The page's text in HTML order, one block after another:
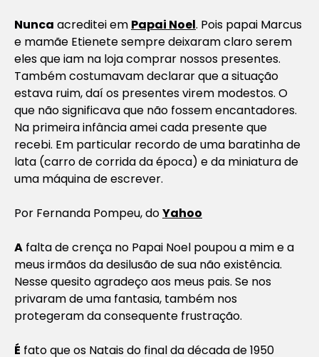
Nunca acreditei em Papai Noel. Pois papai Marcus
e mamãe Etienete sempre deixaram claro serem
eles que iam na loja comprar nossos presentes.
Também costumavam declarar que a situação
estava ruim,daí os presentes virem modestos. O
que não significava que não fossem encantadores.
Na primeira infância amei cada presente que
recebi. Em particular recordo de uma baratinha de
lata (carro de corrida da época) e da miniatura de
uma máquina de escrever.
Por Fernanda Pompeu, doYahoo
A falta de crença no Papai Noel poupou a mim e a
meus irmãos da desilusão de sua não existência.
Nesse quesito agradeço aos meus pais. Se nos
privaram de uma fantasia, também nos
protegeram da consequente frustração.
É fato que os Natais do final da década de 1950